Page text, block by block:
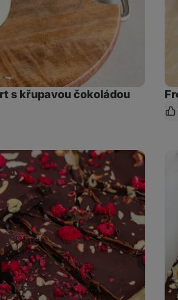
s křupavou čokoládou